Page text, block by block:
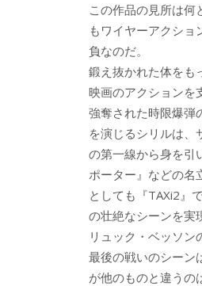
この作品の見所は何
もワイヤーアクシ
負なのだ。
鍛え抜かれた体をも
映画のアクションを
強奪された時限爆弾
を演じるシリルは、
の第一線から身を引
ポーター』などの名
としても『TAXi2』
の壮絶なシーンを実
リュック・ベッソ
最後の戦いのシーン
が他のものと違うの